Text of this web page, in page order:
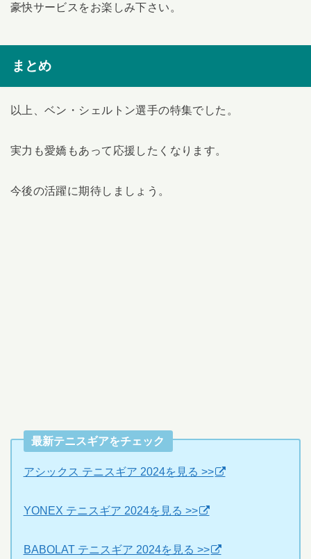
豪快サービスをお楽しみ下さい。
まとめ
以上、ベン・シェルトン選手の特集でした。
実力も愛嬌もあって応援したくなります。
今後の活躍に期待しましょう。
最新テニスギアをチェック
アシックス テニスギア 2024を見る >>
YONEX テニスギア 2024を見る >>
BABOLAT テニスギア 2024を見る >>